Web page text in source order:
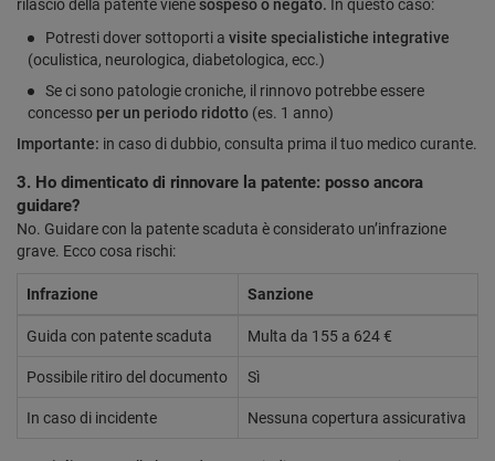
rilascio della patente vienesospeso o negato. In questo caso:
Potresti dover sottoporti a visite specialistiche integrative
(oculistica, neurologica, diabetologica, ecc.)
Se ci sono patologie croniche, il rinnovo potrebbe essere
concesso per un periodo ridotto (es. 1 anno)
Importante: in caso di dubbio, consulta prima il tuo medico curante.
3. Ho dimenticato di rinnovare la patente: posso ancora
guidare?
No. Guidare con la patente scaduta è considerato un’infrazione
grave. Ecco cosa rischi:
Infrazione Sanzione
Guida con patente scaduta Multa da 155 a 624 €
Possibile ritiro del documento Sì
In caso di incidente Nessuna copertura assicurativa